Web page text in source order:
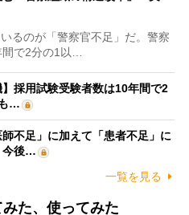
るのが「警察官不足」だ。警察
間で2分の1以…
】採用試験受験者数は10年間で2
…
師不足」に加えて「患者不足」に
今後…
一覧を見る
た、使ってみた